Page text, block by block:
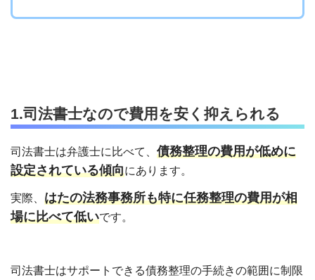
1.司法書士なので費用を安く抑えられる
司法書士は弁護士に比べて、 債務整理の費用が低めに
設定されている傾向にあります。
実際、 はたの法務事務所も特に任務整理の費用が相
場に比べて低いです。
司法書士はサポートできる債務整理の手続きの範囲に制限